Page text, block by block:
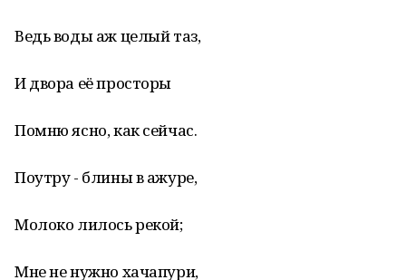
Ведь воды аж целый таз,
И двора её просторы
Помню ясно, как сейчас.
Поутру - блины в ажуре,
Молоко лилось рекой;
Мне не нужно хачапури,